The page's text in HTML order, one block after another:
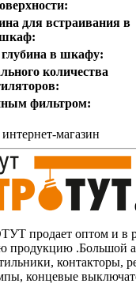
для встраивания в
в шкафу:
количества
фильтром:
магазин
продает оптом и в
продукцию .Большой
контакторы,
концевые